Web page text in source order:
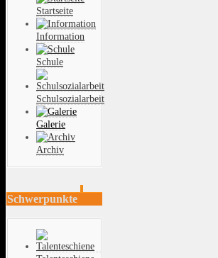
Startseite
Information
Schule
Schulsozialarbeit
Galerie
Archiv
Schwerpunkte